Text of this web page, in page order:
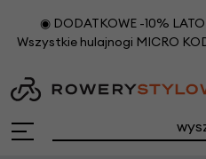
◉ DODATKOWE -10%
Wszystkie hulajnogi MICRO